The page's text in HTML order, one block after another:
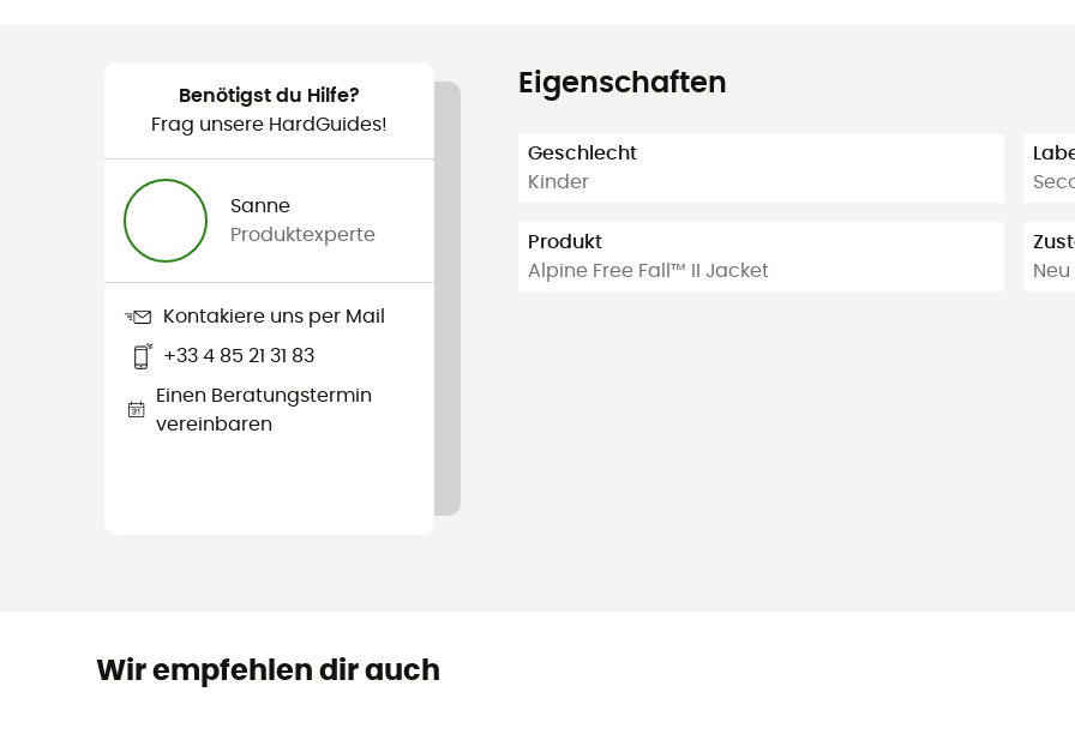
Benötigst du Hilfe?
Frag unsere HardGuides!
Sanne
Produktexperte
Kontakiere uns per Mail
+33 4 85 21 31 83
Einen Beratungstermin
vereinbaren
Eigenschaften
Geschlecht
Kinder
Produkt
Alpine Free Fall™ II Jacket
Wir empfehlen dir auch